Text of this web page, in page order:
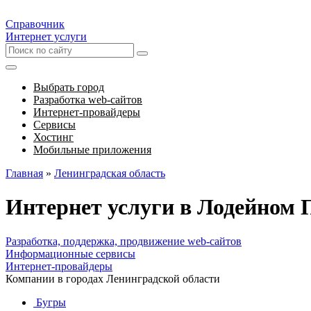
Справочник
Интернет услуги
Выбрать город
Разработка web-сайтов
Интернет-провайдеры
Сервисы
Хостинг
Мобильные приложения
Главная » Ленинградская область
Интернет услуги в Лодейном
Разработка, поддержка, продвижение web-сайтов
Информационные сервисы
Интернет-провайдеры
Компании в городах Ленинградской области
Бугры